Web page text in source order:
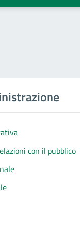
con il pubblico